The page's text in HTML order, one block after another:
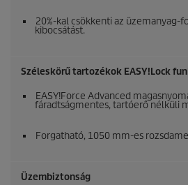
20%-kal csökkenti az üzemanyag-
kibocsátást.
Széleskörű tartozékok EASY!Lock
EASY!Force Advanced
fáradtságmentes, tartóerő nélküli
Forgatható, 1050 mm-es
Üzembiztonság